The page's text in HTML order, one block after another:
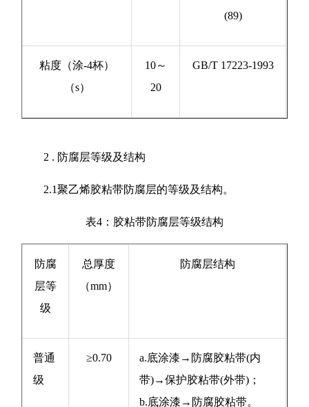
(89)
粘度（涂-4杯）
（s）
10～
20
GB/T 17223-1993
2 . 防腐层等级及结构
2.1聚乙烯胶粘带防腐层的等级及结构。
表4：胶粘带防腐层等级结构
防腐
层等
级
总厚度
（mm）
防腐层结构
普通
级
≥0.70
a.底涂漆→防腐胶粘带(内
带)→保护胶粘带(外带)；
b.底涂漆→防腐胶粘带。